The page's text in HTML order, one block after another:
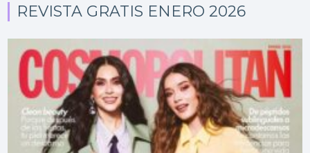
REVISTA GRATIS ENERO 2026